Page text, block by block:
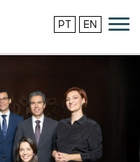
PT EN